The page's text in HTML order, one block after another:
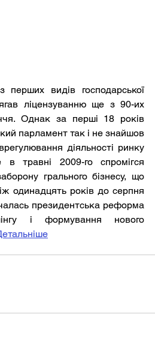
перших видів господарської
ліцензуванню ще з 90-их
Однак за перші 18 років
парламент так і не знайшов
діяльності ринку
в травні 2009-го спромігся
грального бізнесу, що
одинадцять років до серпня
президентська реформа
і формування нового